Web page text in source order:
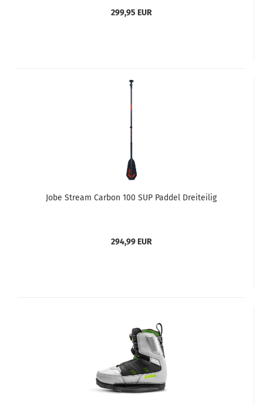
299,95 EUR
Jobe Stream Carbon 100 SUP Paddel Dreiteilig
294,99 EUR